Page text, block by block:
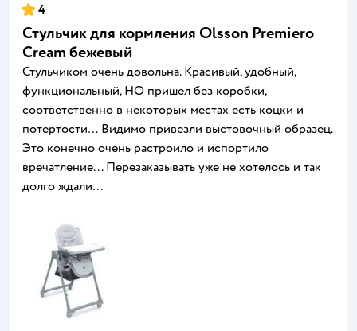
4
Стульчик для кормления Olsson Premiero
Cream бежевый
Стульчиком очень довольна. Красивый, удобный,
функциональный, НО пришел без коробки,
соответственно в некоторых местах есть коцки и
потертости… Видимо привезли выстовочный образец.
Это конечно очень растроило и испортило
вречатление... Перезаказывать уже не хотелось и так
долго ждали…